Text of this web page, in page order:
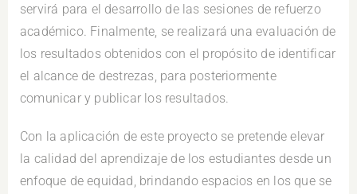
servirá para el desarrollo de las sesiones de refuerzo
académico. Finalmente, se realizará una evaluación de
los resultados obtenidos con el propósito de identificar
el alcance de destrezas, para posteriormente
comunicar y publicar los resultados.
Con la aplicación de este proyecto se pretende elevar
la calidad del aprendizaje de los estudiantes desde un
enfoque de equidad, brindando espacios en los que se